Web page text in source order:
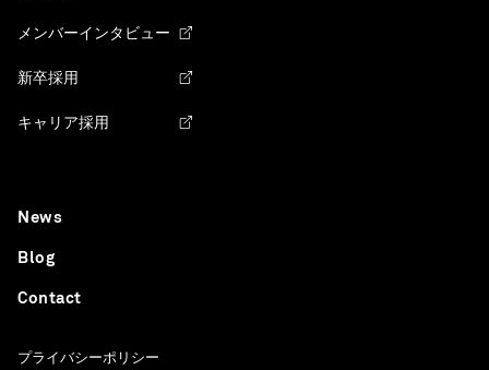
メンバーインタビュー
新卒採用
キャリア採用
News
Blog
Contact
プライバシーポリシー